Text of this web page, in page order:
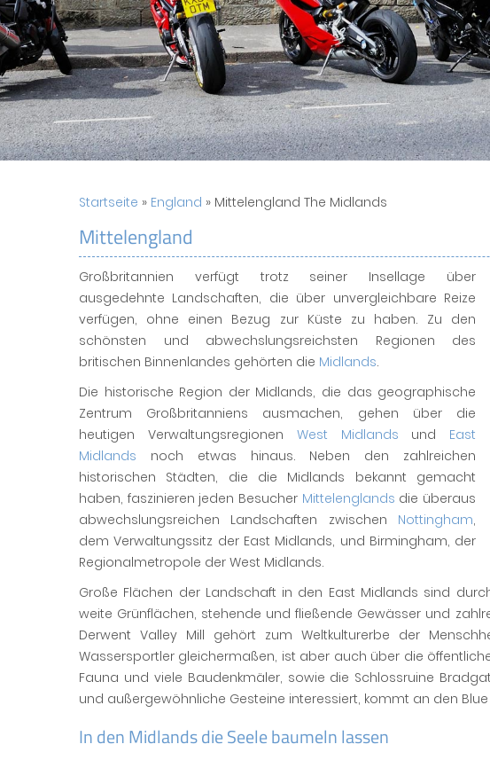
Startseite » England » Mittelengland The Midlands
Mittelengland
Großbritannien verfügt trotz seiner Insellage über
ausgedehnte Landschaften, die über unvergleichbare Reize
verfügen, ohne einen Bezug zur Küste zu haben. Zu den
schönsten und abwechslungsreichsten Regionen des
britischen Binnenlandes gehörten die Midlands.
Die historische Region der Midlands, die das geographische
Zentrum Großbritanniens ausmachen, gehen über die
heutigen Verwaltungsregionen West Midlands und East
Midlands noch etwas hinaus. Neben den zahlreichen
historischen Städten, die die Midlands bekannt gemacht
haben, faszinieren jeden Besucher Mittelenglands die überaus
abwechslungsreichen Landschaften zwischen Nottingham,
dem Verwaltungssitz der East Midlands, und Birmingham, der
Regionalmetropole der West Midlands.
Große Flächen der Landschaft in den East Midlands sind
weite Grünflächen, stehende und fließende Gewässer und
Derwent Valley Mill gehört zum Weltkulturerbe der
Wassersportler gleichermaßen, ist aber auch über die
Fauna und viele Baudenkmäler, sowie die Schlossruine
und außergewöhnliche Gesteine interessiert, kommt an den
In den Midlands die Seele baumeln lassen